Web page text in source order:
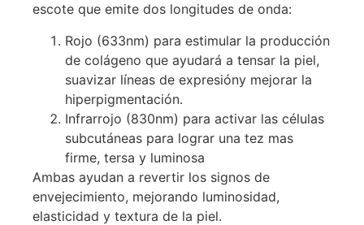
escote que emite dos longitudes de onda:
Rojo (633nm) para estimular la producción
de colágeno que ayudará a tensar la piel,
suavizar líneas de expresióny mejorar la
hiperpigmentación.
Infrarrojo (830nm) para activar las células
subcutáneas para lograr una tez mas
firme, tersa y luminosa
Ambas ayudan a revertir los signos de
envejecimiento, mejorando luminosidad,
elasticidad y textura de la piel.